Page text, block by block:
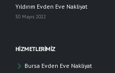
Yıldırım Evden Eve Nakliyat
30 Mayıs 2022
HIZMETLERIMIZ
Bursa Evden Eve Nakliyat